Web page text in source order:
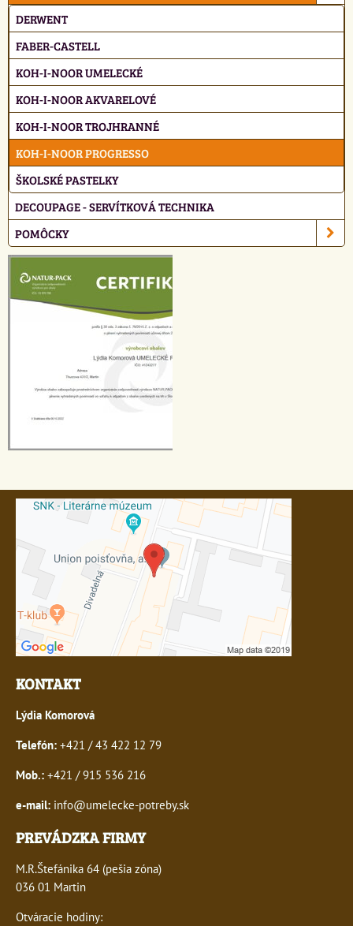
DERWENT
FABER-CASTELL
KOH-I-NOOR UMELECKÉ
KOH-I-NOOR AKVARELOVÉ
KOH-I-NOOR TROJHRANNÉ
KOH-I-NOOR PROGRESSO
ŠKOLSKÉ PASTELKY
DECOUPAGE - SERVÍTKOVÁ TECHNIKA
POMÔCKY
KONTAKT
Lýdia Komorová
Telefón: +421 / 43 422 12 79
Mob.: +421 / 915 536 216
e-mail: info@umelecke-potreby.sk
PREVÁDZKA FIRMY
M.R.Štefánika 64 (pešia zóna)
036 01 Martin
Otváracie hodiny: